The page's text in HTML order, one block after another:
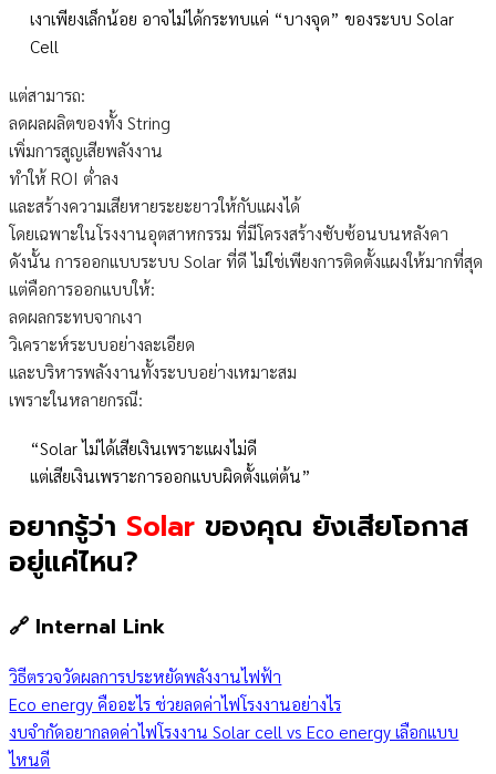
เงาเพียงเล็กน้อย อาจไม่ได้กระทบแค่ “บางจุด” ของระบบ Solar
Cell
แต่สามารถ:
ลดผลผลิตของทั้ง String
เพิ่มการสูญเสียพลังงาน
ทำให้ ROI ต่ำลง
และสร้างความเสียหายระยะยาวให้กับแผงได้
โดยเฉพาะในโรงงานอุตสาหกรรม ที่มีโครงสร้างซับซ้อนบนหลังคา
ดังนั้น การออกแบบระบบ Solar ที่ดี ไม่ใช่เพียงการติดตั้งแผงให้มากที่สุด
แต่คือการออกแบบให้:
ลดผลกระทบจากเงา
วิเคราะห์ระบบอย่างละเอียด
และบริหารพลังงานทั้งระบบอย่างเหมาะสม
เพราะในหลายกรณี:
“Solar ไม่ได้เสียเงินเพราะแผงไม่ดี
แต่เสียเงินเพราะการออกแบบผิดตั้งแต่ต้น”
อยากรู้ว่า Solar ของคุณ ยังเสียโอกาส
อยู่แค่ไหน?
🔗 Internal Link
วิธีตรวจวัดผลการประหยัดพลังงานไฟฟ้า
Eco energy คืออะไร ช่วยลดค่าไฟโรงงานอย่างไร
งบจำกัดอยากลดค่าไฟโรงงาน Solar cell vs Eco energy เลือกแบบ
ไหนดี